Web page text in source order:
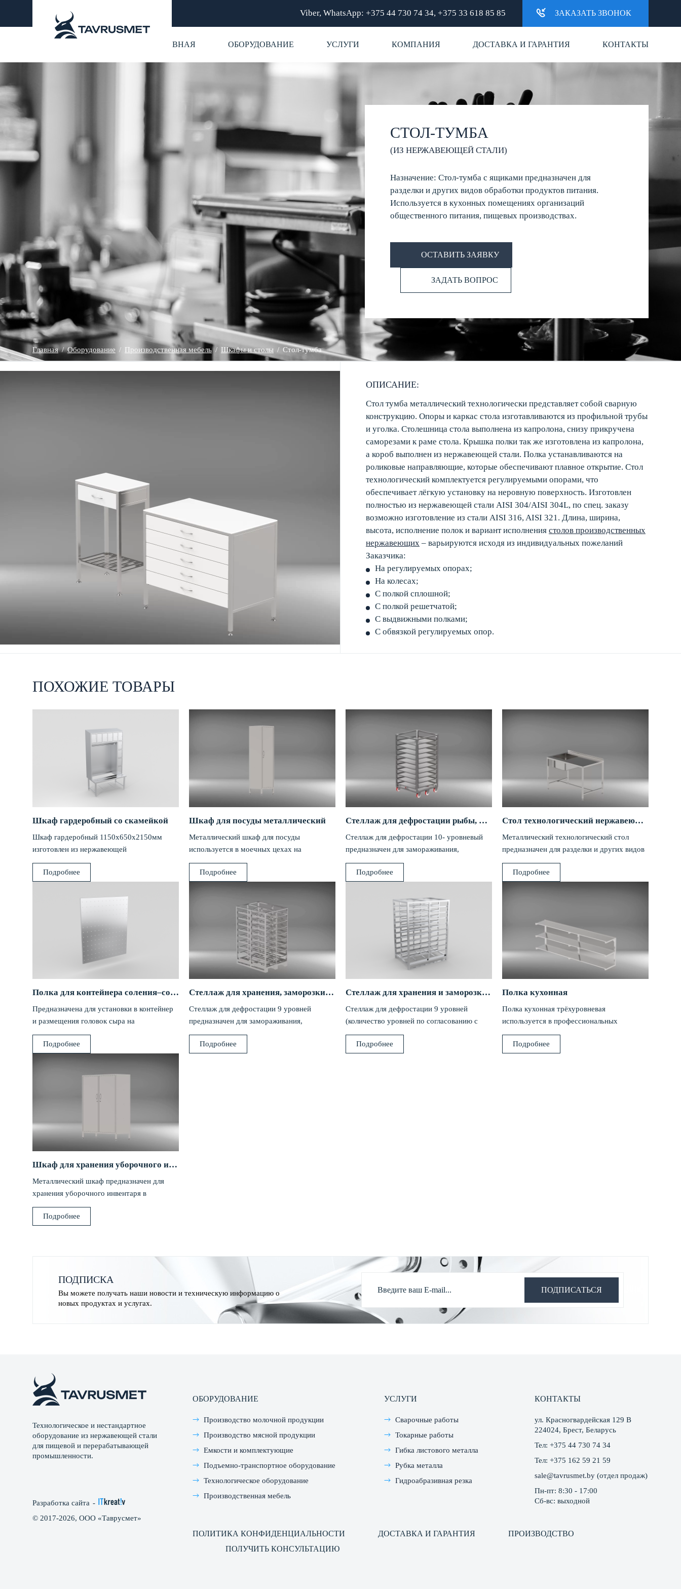
ЗАКАЗАТЬ ЗВОНОК
Viber, WhatsApp: +375 44 730 74 34, +375 33 618 85 85
ГЛАВНАЯ ОБОРУДОВАНИЕ УСЛУГИ КОМПАНИЯ ДОСТАВКА И ГАРАНТИЯ КОНТАКТЫ
СТОЛ-ТУМБА
(ИЗ НЕРЖАВЕЮЩЕЙ СТАЛИ)
Назначение: Стол-тумба с ящиками предназначен для
разделки и других видов обработки продуктов питания.
Используется в кухонных помещениях организаций
общественного питания, пищевых производствах.
ОСТАВИТЬ ЗАЯВКУ
ЗАДАТЬ ВОПРОС
Главная / Оборудование / Производственная мебель / Шкафы и столы / Стол-тумба
ОПИСАНИЕ:
Стол тумба металлический технологически представляет собой сварную
конструкцию. Опоры и каркас стола изготавливаются из профильной трубы
и уголка. Столешница стола выполнена из капролона, снизу прикручена
саморезами к раме стола. Крышка полки так же изготовлена из капролона,
а короб выполнен из нержавеющей стали. Полка устанавливаются на
роликовые направляющие, которые обеспечивают плавное открытие. Стол
технологический комплектуется регулируемыми опорами, что
обеспечивает лёгкую установку на неровную поверхность. Изготовлен
полностью из нержавеющей стали AISI 304/AISI 304L, по спец. заказу
возможно изготовление из стали AISI 316, AISI 321. Длина, ширина,
высота, исполнение полок и вариант исполнения столов производственных
нержавеющих – варьируются исходя из индивидуальных пожеланий
Заказчика:
На регулируемых опорах;
На колесах;
С полкой сплошной;
С полкой решетчатой;
С выдвижными полками;
С обвязкой регулируемых опор.
ПОХОЖИЕ ТОВАРЫ
Шкаф гардеробный со скамейкой
Шкаф гардеробный 1150х650х2150мм
изготовлен из нержавеющей
коррозионностойкой стали марки
08Х18Н10 (AISI 304).
Подробнее
Шкаф для посуды металлический
Металлический шкаф для посуды
используется в моечных цехах на
предприятиях пищевой промышленности и
общепита.
Подробнее
Стеллаж для дефростации рыбы, мяса и другой продукции
Стеллаж для дефростации 10- уровневый
предназначен для замораживания,
размораживания, хранения рыбных,
мясных и других продуктов.
Подробнее
Стол технологический нержавеющий
Металлический технологический стол
предназначен для разделки и других видов
обработки продуктов питания,
используется в кухонных помещениях...
Подробнее
Полка для контейнера соления–созревания сыра
Предназначена для установки в контейнер
и размещения головок сыра на
предприятиях пищевой промышленности.
Подробнее
Стеллаж для хранения, заморозки и дефростации рыбы, мяса и другой готовой продукции
Стеллаж для дефростации 9 уровней
предназначен для замораживания,
размораживания, хранения мясных,
рыбных или других продуктов.
Подробнее
Стеллаж для хранения и заморозки готовой продукции
Стеллаж для дефростации 9 уровней
(количество уровней по согласованию с
заказчиком) предназначен для
замораживания, размораживания мясных,
Подробнее
Полка кухонная
Полка кухонная трёхуровневая
используется в профессиональных
кухонных цехах в качестве места хранения
посуды, специй и пищевых продуктов.
Подробнее
Шкаф для хранения уборочного инвентаря
Металлический шкаф предназначен для
хранения уборочного инвентаря в
кухонных помещениях организаций
общественного питания, пищевых
Подробнее
ПОДПИСКА
Вы можете получать наши новости и техническую информацию о
новых продуктах и услугах.
ПОДПИСАТЬСЯ
Технологическое и нестандартное
оборудование из нержавеющей стали
для пищевой и перерабатывающей
промышленности.
Разработка сайта -
© 2017-2026, ООО «Таврусмет»
ОБОРУДОВАНИЕ
Производство молочной продукции
Производство мясной продукции
Емкости и комплектующие
Подъемно-транспортное оборудование
Технологическое оборудование
Производственная мебель
УСЛУГИ
Сварочные работы
Токарные работы
Гибка листового металла
Рубка металла
Гидроабразивная резка
КОНТАКТЫ
ул. Красногвардейская 129 В
224024, Брест, Беларусь
Тел:+375 44 730 74 34
Тел:+375 162 59 21 59
sale@tavrusmet.by (отдел продаж)
Пн-пт: 8:30 - 17:00
Сб-вс: выходной
ПОЛИТИКА КОНФИДЕНЦИАЛЬНОСТИ ДОСТАВКА И ГАРАНТИЯ
ПРОИЗВОДСТВО
ПОЛУЧИТЬ КОНСУЛЬТАЦИЮ